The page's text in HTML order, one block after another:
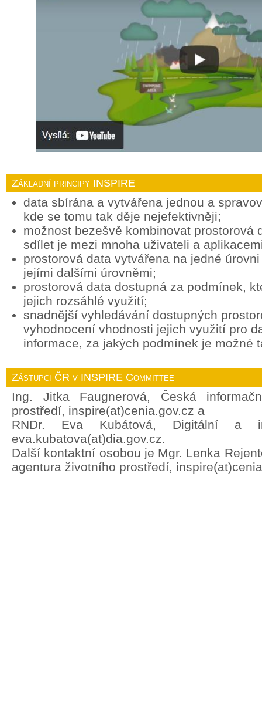
Základní principy INSPIRE
data sbírána a vytvářena jednou a
kde se tomu tak děje nejefektivněji;
možnost bezešvě kombinovat prostorová
sdílet je mezi mnoha uživateli a
prostorová data vytvářena na jedné
jejími dalšími úrovněmi;
prostorová data dostupná za podmínek,
jejich rozsáhlé využití;
snadnější vyhledávání dostupných
vyhodnocení vhodnosti jejich využití pro
informace, za jakých podmínek je možné
Zástupci ČR v INSPIRE Committee
Ing. Jitka Faugnerová, Česká
prostředí, inspire(at)cenia.gov.cz a
RNDr. Eva Kubátová, Digitální a
eva.kubatova(at)dia.gov.cz.
Další kontaktní osobou je Mgr. Lenka
agentura životního prostředí,